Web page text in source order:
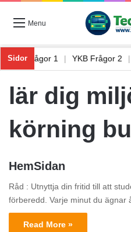
Menu
Sidor
YKB Frågor 1 YKB Frågor 2
lär dig
körning
HemSidan
Råd : Utnyttja din fritid till att
förberedd. Varje minut du ägnar
Read More »